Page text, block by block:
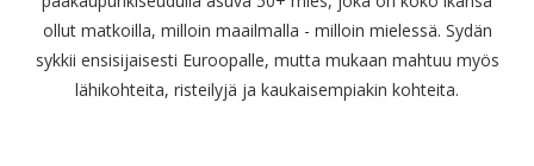
ollut matkoilla, milloin maailmalla - milloin mielessä. Sydän
sykkii ensisijaisesti Euroopalle, mutta mukaan mahtuu myös
lähikohteita, risteilyjä ja kaukaisempiakin kohteita.